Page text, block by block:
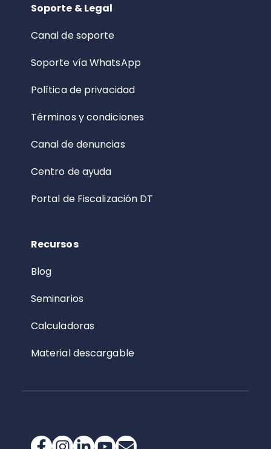
Soporte & Legal
Canal de soporte
Soporte vía WhatsApp
Política de privacidad
Términos y condiciones
Canal de denuncias
Centro de ayuda
Portal de Fiscalización DT
Recursos
Blog
Seminarios
Calculadoras
Material descargable